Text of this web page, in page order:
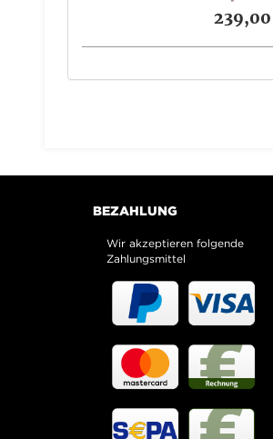
BEZAHLUNG
Wir akzeptieren folgende
Zahlungsmittel